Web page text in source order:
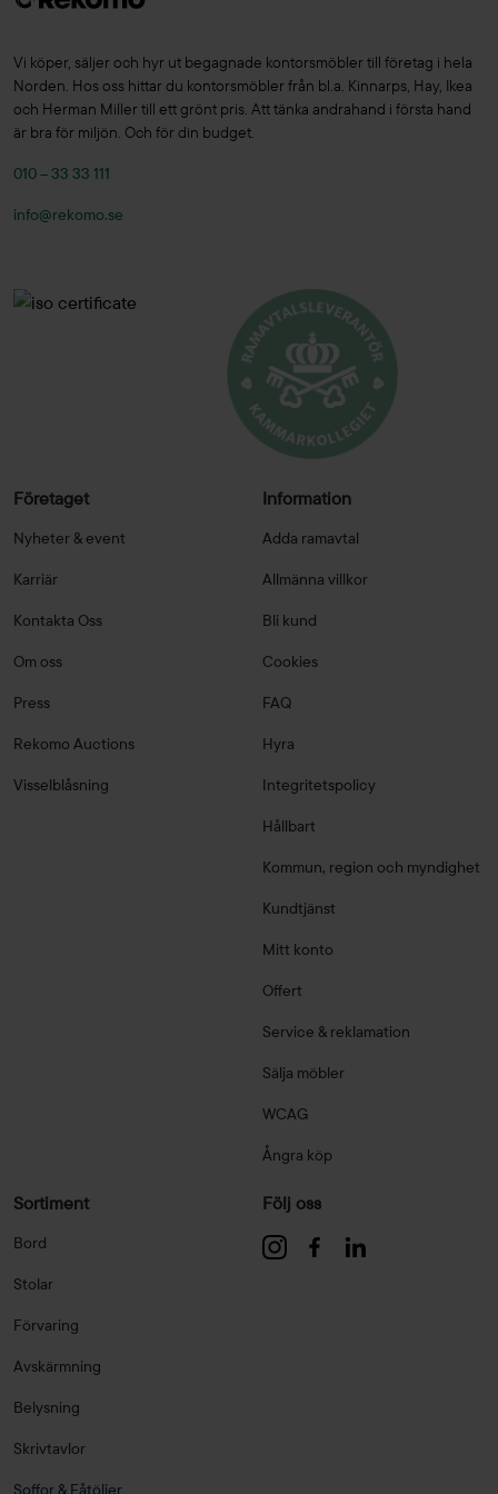
Vi köper, säljer och hyr ut begagnade kontorsmöbler till företag i hela
Norden. Hos oss hittar du kontorsmöbler från bl.a. Kinnarps, Hay, Ikea
och Herman Miller till ett grönt pris. Att tänka andrahand i första hand
är bra för miljön. Och för din budget.
010 – 33 33 111
info@rekomo.se
Företaget
Nyheter & event
Karriär
Kontakta Oss
Om oss
Press
Rekomo Auctions
Visselblåsning
Information
Adda ramavtal
Allmänna villkor
Bli kund
Cookies
FAQ
Hyra
Integritetspolicy
Hållbart
Kommun, region och myndighet
Kundtjänst
Mitt konto
Offert
Service & reklamation
Sälja möbler
WCAG
Ångra köp
Sortiment
Bord
Stolar
Förvaring
Avskärmning
Belysning
Skrivtavlor
Soffor & Fåtöljer
Följ oss